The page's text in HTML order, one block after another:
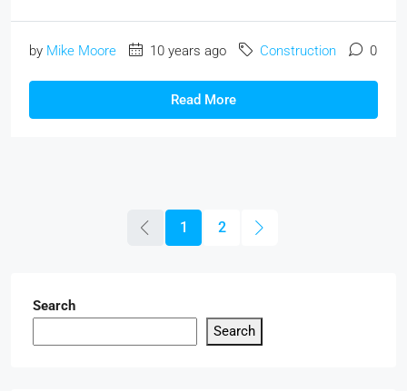
by Mike Moore 10 years ago Construction 0
Read More
1 2
Search
Search